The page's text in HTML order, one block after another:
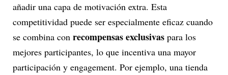
añadir una capa de motivación extra. Esta
competitividad puede ser especialmente eficaz cuando
se combina con recompensas exclusivas para los
mejores participantes, lo que incentiva una mayor
participación y engagement. Por ejemplo, una tienda